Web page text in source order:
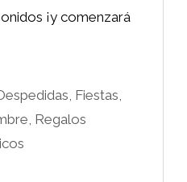
¡y comenzará
Fiestas,
, Regalos